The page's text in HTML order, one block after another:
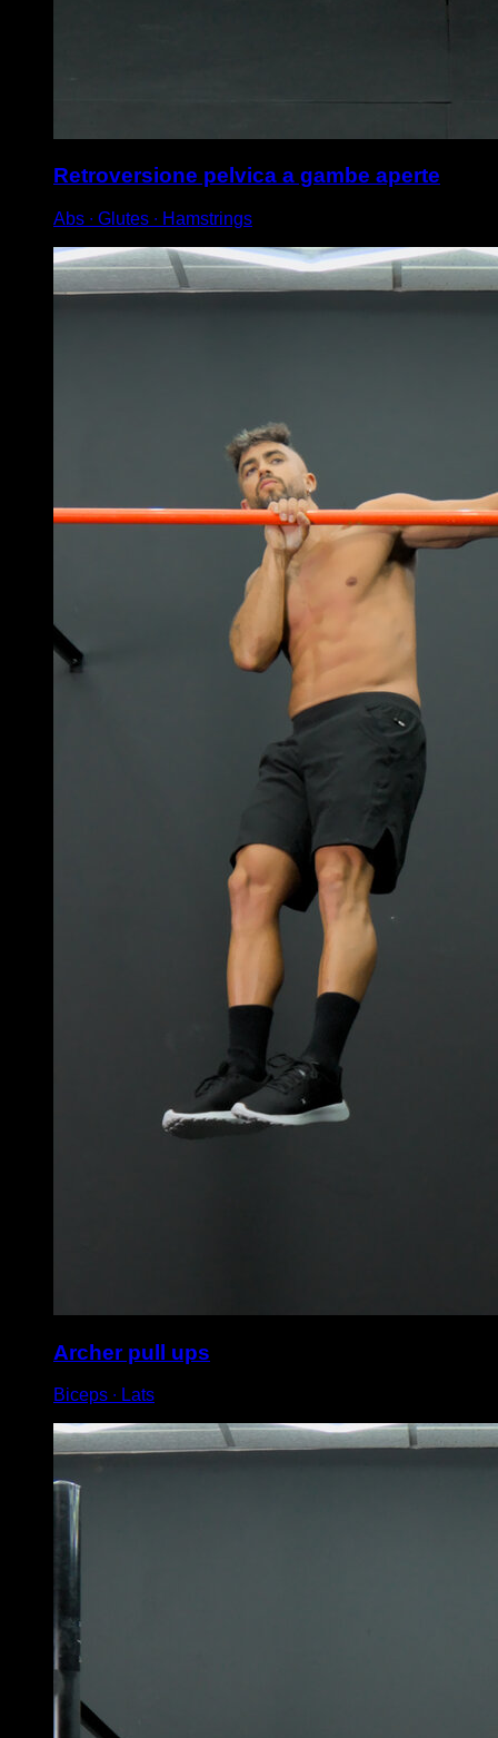
Retroversione pelvica a gambe aperte
Abs ∙ Glutes ∙ Hamstrings
Archer pull ups
Biceps ∙ Lats